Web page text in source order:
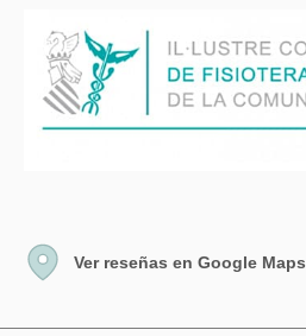
Ver reseñas en Google Maps